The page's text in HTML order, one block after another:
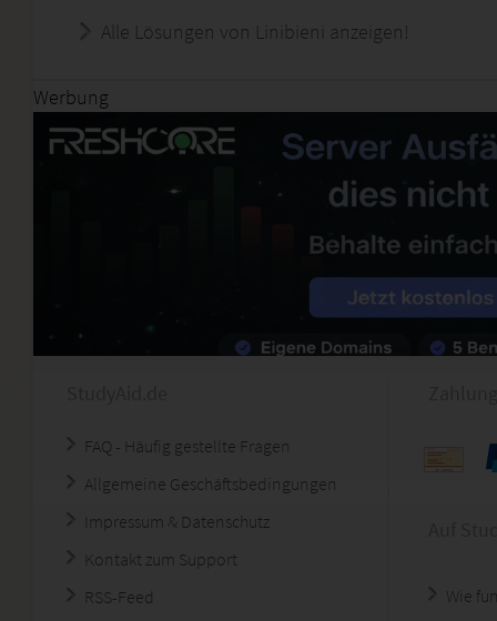
Alle Lösungen von Linibieni anzeigen!
Werbung
FAQ - Häufig gestellte Fragen
Allgemeine Geschäftsbedingungen
Impressum & Datenschutz
Kontakt zum Support
RSS-Feed
Wie